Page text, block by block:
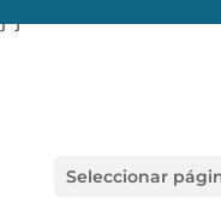
} }
Seleccionar